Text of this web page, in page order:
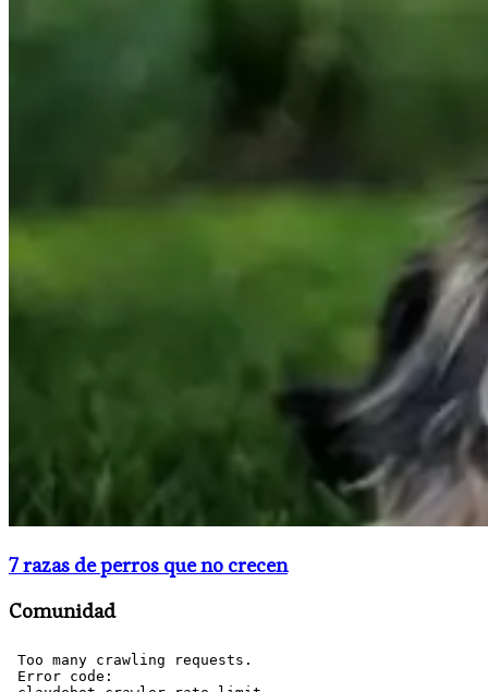
7 razas de perros que no crecen
Comunidad